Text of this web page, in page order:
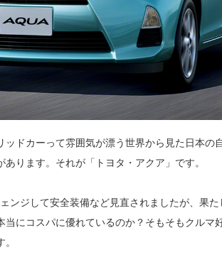
ッドカーって雰囲気が漂う世界から見た日本の
ります。それが「トヨタ・アクア」です。
ンジして安全装備など見直されましたが、果た
当にコスパに優れているのか？そもそもクルマ